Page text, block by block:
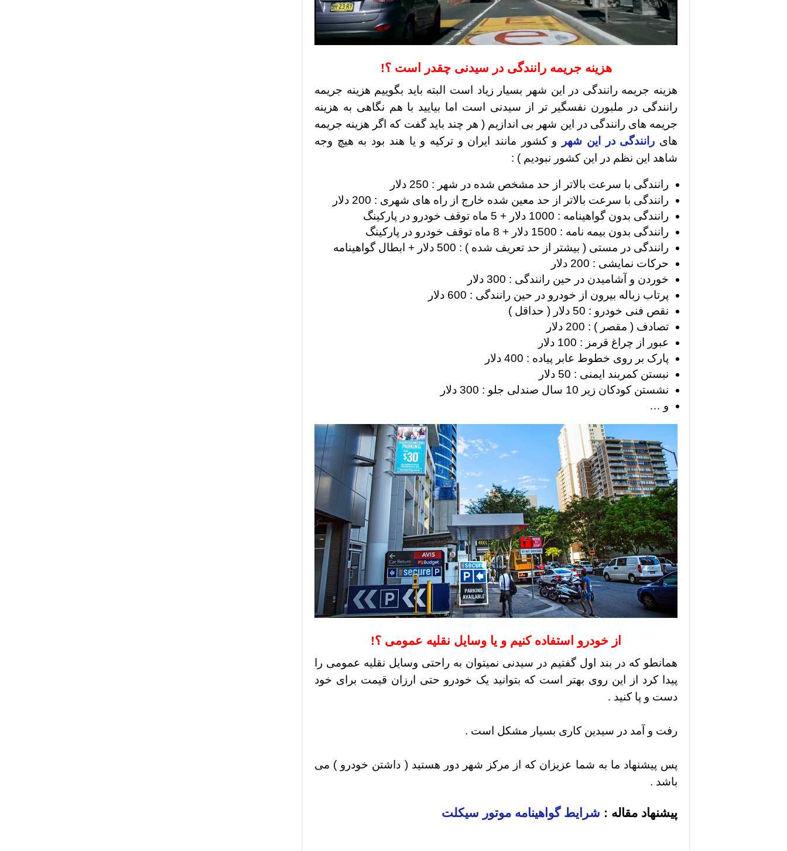
هزینه جریمه رانندگی در سیدنی چقدر است ؟!
هزینه جریمه رانندگی در این شهر بسیار زیاد است البته باید بگوییم هزینه جریمه
رانندگی در ملبورن نفسگیر تر از سیدنی است اما بیایید با هم نگاهی به هزینه
جریمه های رانندگی در این شهر بی اندازیم ( هر چند باید گفت که اگر هزینه جریمه
های رانندگی در این شهر
و کشور مانند ایران و ترکیه و یا هند بود به هیچ وجه
شاهد این نظم در این کشور نبودیم ) :
رانندگی با سرعت بالاتر از حد مشخص شده در شهر : 250 دلار
رانندگی با سرعت بالاتر از حد معین شده خارج از راه های شهری : 200 دلار
رانندگی بدون گواهینامه : 1000 دلار + 5 ماه توقف خودرو در پارکینگ
رانندگی بدون بیمه نامه : 1500 دلار + 8 ماه توقف خودرو در پارکینگ
رانندگی در مستی ( بیشتر از حد تعریف شده ) : 500 دلار + ابطال گواهینامه
حرکات نمایشی : 200 دلار
خوردن و آشامیدن در حین رانندگی : 300 دلار
پرتاب زباله بیرون از خودرو در حین رانندگی : 600 دلار
نقص فنی خودرو : 50 دلار ( حداقل )
تصادف ( مقصر ) : 200 دلار
عبور از چراغ قرمز : 100 دلار
پارک بر روی خطوط عابر پیاده : 400 دلار
نبستن کمربند ایمنی : 50 دلار
نشستن کودکان زیر 10 سال صندلی جلو : 300 دلار
و …
از خودرو استفاده کنیم و یا وسایل نقلیه عمومی ؟!
همانطو که در بند اول گفتیم در سیدنی نمیتوان به راحتی وسایل نقلیه عمومی را
پیدا کرد از این روی بهتر است که بتوانید یک خودرو حتی ارزان قیمت برای خود
دست و پا کنید .
رفت و آمد در سیدین کاری بسیار مشکل است .
پس پیشنهاد ما به شما عزیزان که از مرکز شهر دور هستید ( داشتن خودرو ) می
باشد .
پیشنهاد مقاله : شرایط گواهینامه موتور سیکلت